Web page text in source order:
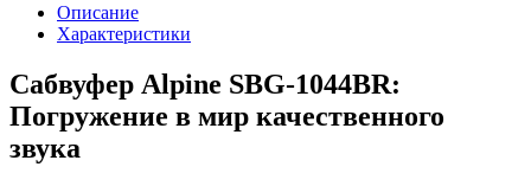
Описание
Характеристики
Сабвуфер Alpine SBG-1044BR:
Погружение в мир качественного
звука